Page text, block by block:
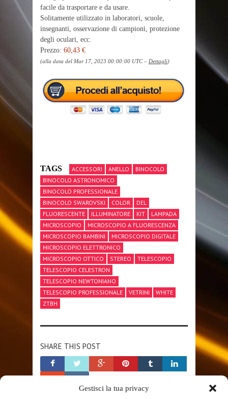
Gestisci la tua privacy
facile da trasportare e da usare.
Solitamente utilizzato in laboratori, scuole,
insegnanti, osservazione di campioni, protezione
degli oculari, ecc.
Prezzo: 60,43 €
(alla data del Mar 17, 2023 00:00:00 UTC – Dettagli)
TAGS ACCESSORI ANELLO
BINOCOLO
BINOCOLO ASTRONOMICO
BINOCOLO PROFESSIONALE
BINOCOLO SWAROVSKI
COLOR
DEL
FLUORESCENTE
ILLUMINATORE KIT
LAMPADA
MICROSCOPIO
MICROSCOPIO A FLUORESCENZA
MICROSCOPIO BAMBINI
MICROSCOPIO DIGITALE
MICROSCOPIO ELETTRONICO
MICROSCOPIO OTTICO
STEREO
TELESCOPIO
TELESCOPIO CELESTRON
TELESCOPIO NEWTONIANO
TELESCOPIO PROFESSIONALE
VETRINI
WHITE
ZTBH
SHARE THIS POST